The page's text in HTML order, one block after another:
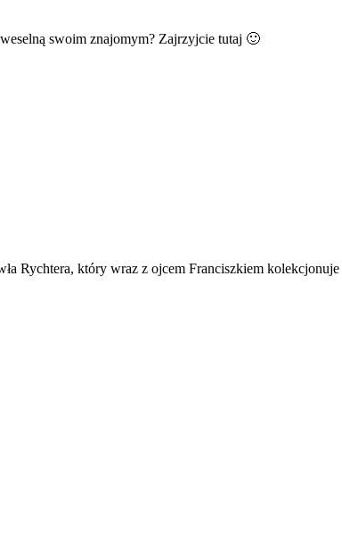
swoim znajomym? Zajrzyjcie tutaj 🙂
Rychtera, który wraz z ojcem Franciszkiem kolekcjonuje